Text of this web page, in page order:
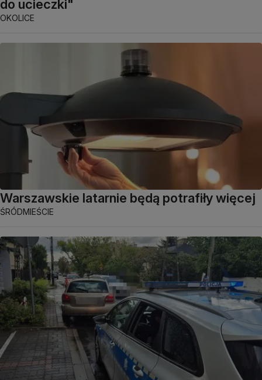
do ucieczki"
OKOLICE
Warszawskie latarnie będą potrafiły więcej
ŚRÓDMIEŚCIE